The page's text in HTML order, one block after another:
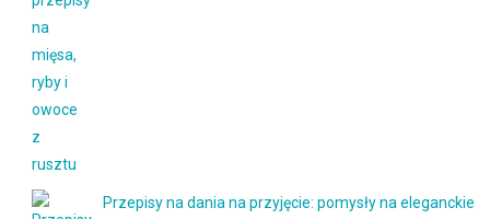
Przepisy na dania na przyjęcie: pomysły na eleganckie